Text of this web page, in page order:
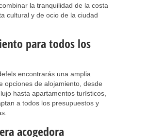
la tranquilidad de la costa
cultural y de ocio de la ciudad
para todos los
encontrarás una amplia
opciones de alojamiento, desde
hasta apartamentos turísticos,
a todos los presupuestos y
acogedora